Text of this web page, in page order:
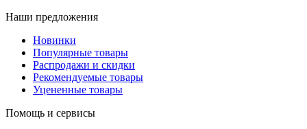
Наши предложения
Новинки
Популярные товары
Распродажи и скидки
Рекомендуемые товары
Уцененные товары
Помощь и сервисы